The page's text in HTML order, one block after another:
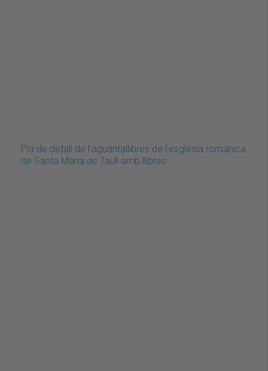
Pla de detall de l'aguantallibres de l'església romànica
de Santa Maria de Taüll amb llibres